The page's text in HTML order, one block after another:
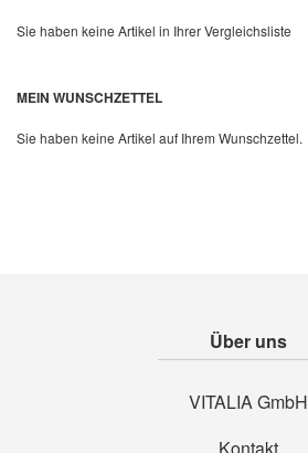
Quickview
Sie haben keine Artikel in Ihrer Vergleichsliste
MEIN WUNSCHZETTEL
Sie haben keine Artikel auf Ihrem Wunschzettel.
Über uns
VITALIA GmbH